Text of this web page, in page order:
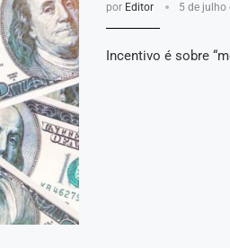
por Editor 5 de julho
Incentivo é sobre